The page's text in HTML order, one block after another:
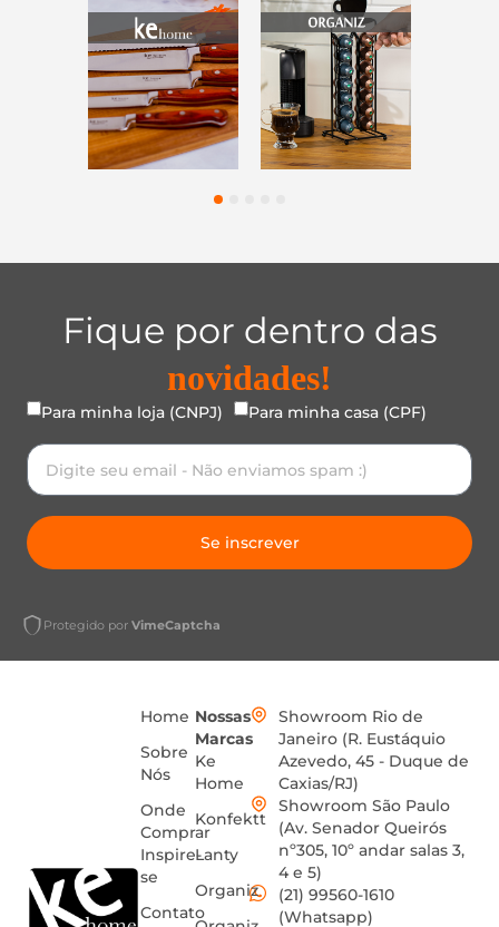
45
Fique por dentro das
novidades!
Para minha loja (CNPJ) Para minha casa (CPF)
Se inscrever
Protegido por VimeCaptcha
Home
Sobre
Nós
Onde
Comprar
Inspire-
se
Contato
Nossas
Marcas
Ke
Home
Konfektt
Lanty
Organiz
Showroom Rio de
Janeiro (R. Eustáquio
Azevedo, 45 - Duque de
Caxias/RJ)
Showroom São Paulo
(Av. Senador Queirós
nº305, 10º andar salas 3,
4 e 5)
(21) 99560-1610
(Whatsapp)